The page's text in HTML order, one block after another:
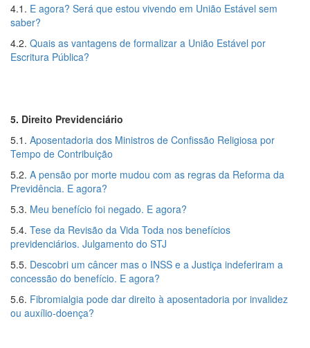
4.1. E agora? Será que estou vivendo em União Estável sem
saber?
4.2. Quais as vantagens de formalizar a União Estável por
Escritura Pública?
5. Direito Previdenciário
5.1. Aposentadoria dos Ministros de Confissão Religiosa por
Tempo de Contribuição
5.2. A pensão por morte mudou com as regras da Reforma da
Previdência. E agora?
5.3. Meu benefício foi negado. E agora?
5.4. Tese da Revisão da Vida Toda nos benefícios
previdenciários. Julgamento do STJ
5.5. Descobri um câncer mas o INSS e a Justiça indeferiram a
concessão do benefício. E agora?
5.6. Fibromialgia pode dar direito à aposentadoria por invalidez
ou auxílio-doença?